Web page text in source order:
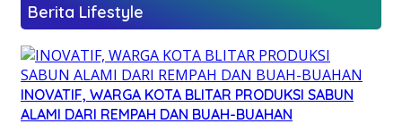
Berita Lifestyle
INOVATIF, WARGA KOTA BLITAR PRODUKSI SABUN
ALAMI DARI REMPAH DAN BUAH-BUAHAN